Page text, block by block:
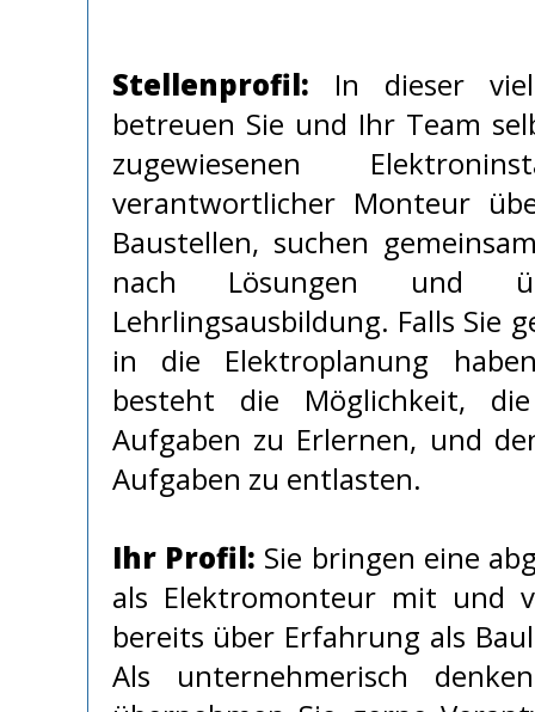
Stellenprofil: In dieser
betreuen Sie und Ihr Team
zugewiesenen
verantwortlicher Monteur
Baustellen, suchen
nach Lösungen und
Lehrlingsausbildung. Falls Sie
in die Elektroplanung
besteht die Möglichkeit, die
Aufgaben zu Erlernen, und
Aufgaben zu entlasten.
Ihr Profil: Sie bringen eine
als Elektromonteur mit und
bereits über Erfahrung als
Als unternehmerisch